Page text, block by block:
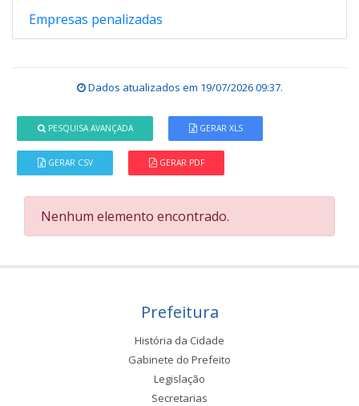
Empresas penalizadas
Dados atualizados em 19/07/2026 09:37.
PESQUISA AVANÇADA GERAR XLS
GERAR CSV GERAR PDF
Nenhum elemento encontrado.
Prefeitura
História da Cidade
Gabinete do Prefeito
Legislação
Secretarias